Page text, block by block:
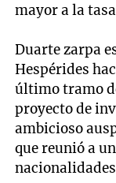
mayor a la
Duarte zarpa
Hespérides
último tramo
proyecto de
ambicioso
que reunió a